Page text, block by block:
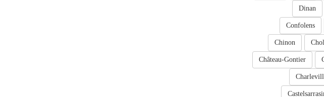
Dinan
Confolens
Chinon
Château-Gontier